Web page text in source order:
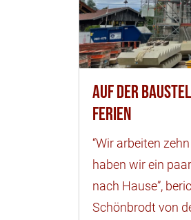
Auf der
Ferien
“Wir arbeiten
haben wir ein
nach Hause”,
Schönbrodt von